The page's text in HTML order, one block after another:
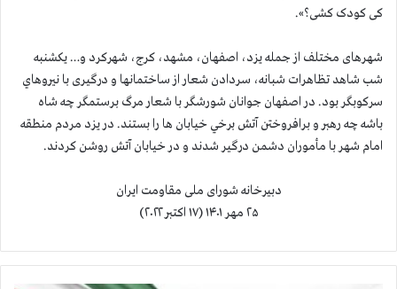
کی کودک کشی؟».
شهرهای مختلف از جمله یزد، اصفهان، مشهد، کرج، شهرکرد و… یکشنبه
شب شاهد تظاهرات شبانه، سردادن شعار از ساختمانها و درگیری با نيروهاي
سركوبگر بود. در اصفهان جوانان شورشگر با شعار مرگ برستمگر چه شاه
باشه چه رهبر و برافروختن آتش برخي خیابان ها را بستند. در یزد مردم منطقه
امام شهر با مأموران دشمن درگیر شدند و در خیابان آتش روشن کردند.
دبیرخانه شورای ملی مقاومت ایران
۲۵ مهر ۱۴۰۱ (۱۷ اکتبر ۲۰۲۲)